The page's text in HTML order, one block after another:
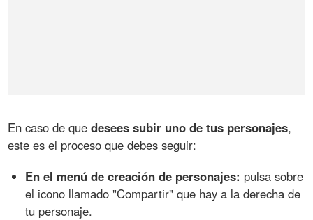
En caso de quedesees subir uno de tus personajes,
este es el proceso que debes seguir:
En el menú de creación de personajes: pulsa sobre
el icono llamado "Compartir" que hay a la derecha de
tu personaje.